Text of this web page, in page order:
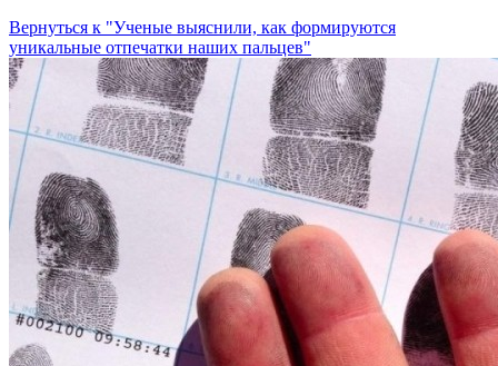
Вернуться к "Ученые выяснили, как формируются
уникальные отпечатки наших пальцев"